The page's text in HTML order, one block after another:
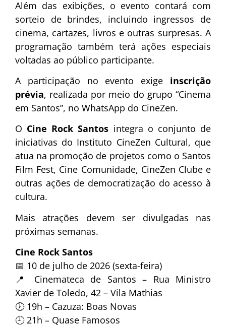
Além das exibições, o evento contará com
sorteio de brindes, incluindo ingressos de
cinema, cartazes, livros e outras surpresas. A
programação também terá ações especiais
voltadas ao público participante.
A participação no evento exige inscrição
prévia, realizada por meio do grupo “Cinema
em Santos”, no WhatsApp do CineZen.
O Cine Rock Santos integra o conjunto de
iniciativas do Instituto CineZen Cultural, que
atua na promoção de projetos como o Santos
Film Fest, Cine Comunidade, CineZen Clube e
outras ações de democratização do acesso à
cultura.
Mais atrações devem ser divulgadas nas
próximas semanas.
Cine Rock Santos
📅 10 de julho de 2026 (sexta-feira)
📍 Cinemateca de Santos – Rua Ministro
Xavier de Toledo, 42 – Vila Mathias
🕖 19h – Cazuza: Boas Novas
🕘 21h – Quase Famosos